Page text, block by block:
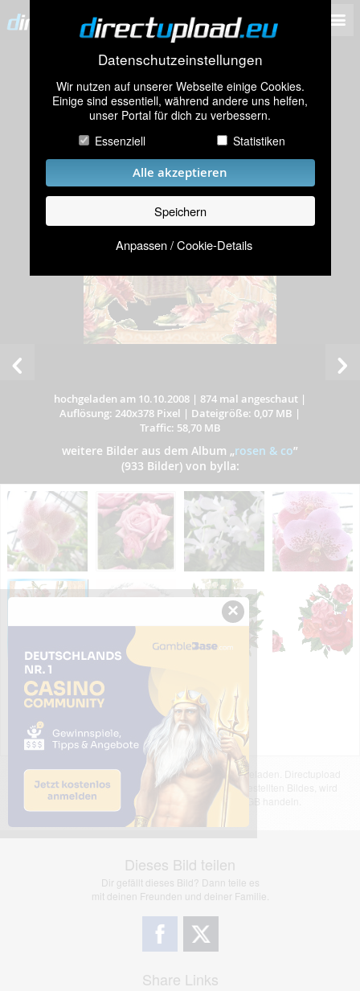
Datenschutzeinstellungen
Wir nutzen auf unserer Webseite einige Cookies.
Einige sind essentiell, während andere uns helfen,
unser Portal für dich zu verbessern.
Essenziell
Statistiken
Alle akzeptieren
Speichern
Anpassen / Cookie-Details
hochgeladen am 10.10.2008 | 874 mal angeschaut |
Auflösung: 240x378 Pixel | Dateigröße: 0,07 MB |
Traffic: 58,70 MB
weitere Bilder aus dem Album „rosen & co”
(933 Bilder) von bylla:
Das dargestellte Bild wurde von einem Nutzer hochgeladen. Directupload
übernimmt keinerlei Haftung für den Inhalt des dargestellten Bildes, wird
jedoch bei Verstößen nach §2(3) unserer AGB handeln.
Dieses Bild teilen
Dir gefällt dieses Bild? Dann teile es
mit deinen Freunden und deiner Familie.
Share Links
×